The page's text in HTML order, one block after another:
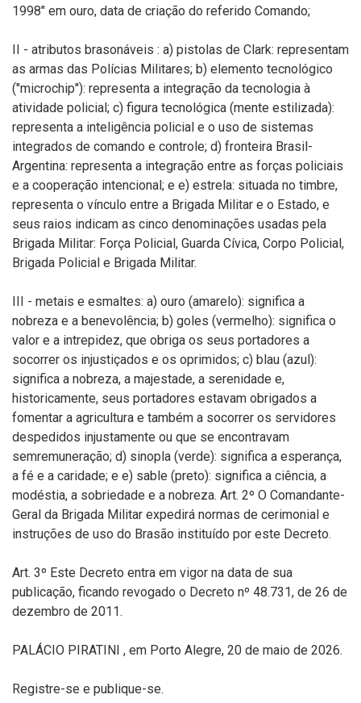
1998" em ouro, data de criação do referido Comando;
II - atributos brasonáveis : a) pistolas de Clark: representam
as armas das Polícias Militares; b) elemento tecnológico
("microchip"): representa a integração da tecnologia à
atividade policial; c) figura tecnológica (mente estilizada):
representa a inteligência policial e o uso de sistemas
integrados de comando e controle; d) fronteira Brasil-
Argentina: representa a integração entre as forças policiais
e a cooperação intencional; e e) estrela: situada no timbre,
representa o vínculo entre a Brigada Militar e o Estado, e
seus raios indicam as cinco denominações usadas pela
Brigada Militar: Força Policial, Guarda Cívica, Corpo Policial,
Brigada Policial e Brigada Militar.
III - metais e esmaltes: a) ouro (amarelo): significa a
nobreza e a benevolência; b) goles (vermelho): significa o
valor e a intrepidez, que obriga os seus portadores a
socorrer os injustiçados e os oprimidos; c) blau (azul):
significa a nobreza, a majestade, a serenidade e,
historicamente, seus portadores estavam obrigados a
fomentar a agricultura e também a socorrer os servidores
despedidos injustamente ou que se encontravam
semremuneração; d) sinopla (verde): significa a esperança,
a fé e a caridade; e e) sable (preto): significa a ciência, a
modéstia, a sobriedade e a nobreza. Art. 2º O Comandante-
Geral da Brigada Militar expedirá normas de cerimonial e
instruções de uso do Brasão instituído por este Decreto.
Art. 3º Este Decreto entra em vigor na data de sua
publicação, ficando revogado o Decreto nº 48.731, de 26 de
dezembro de 2011.
PALÁCIO PIRATINI , em Porto Alegre, 20 de maio de 2026.
Registre-se e publique-se.